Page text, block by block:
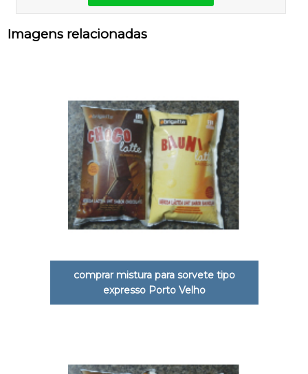
Imagens relacionadas
comprar mistura para sorvete tipo
expresso Porto Velho